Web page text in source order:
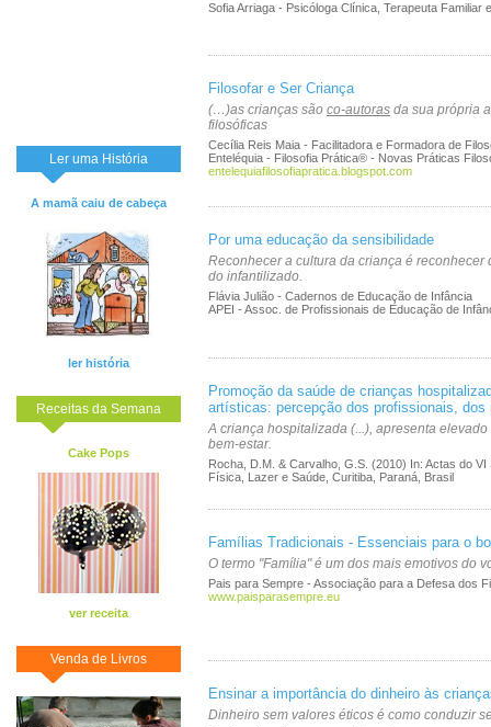
Ler uma História
A mamã caiu de cabeça
ler história
Receitas da Semana
Cake Pops
ver receita
Venda de Livros
Sofia Arriaga - Psicóloga Clínica, Terapeuta Familiar
Filosofar e Ser Criança
(…)as crianças são co-autoras da sua própria
filosóficas
Cecília Reis Maia - Facilitadora e Formadora de
Enteléquia - Filosofia Prática® - Novas Práticas
entelequiafilosofiapratica.blogspot.com
Por uma educação da sensibilidade
Reconhecer a cultura da criança é reconhecer
do infantilizado.
Flávia Julião - Cadernos de Educação de Infância
APEI - Assoc. de Profissionais de Educação de
Promoção da saúde de crianças
artísticas: percepção dos profissionais,
A criança hospitalizada (...), apresenta
bem-estar.
Rocha, D.M. & Carvalho, G.S. (2010) In: Actas do
Física, Lazer e Saúde, Curitiba, Paraná, Brasil
Famílias Tradicionais - Essenciais para o
O termo "Família" é um dos mais emotivos do
Pais para Sempre - Associação para a Defesa dos
www.paisparasempre.eu
Ensinar a importância do dinheiro às
Dinheiro sem valores éticos é como conduzir